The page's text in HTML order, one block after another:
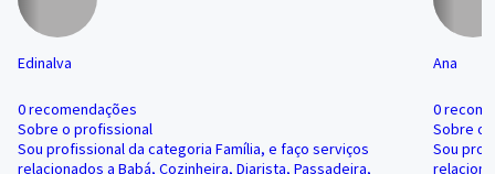
Edinalva
0 recomendações
Sobre o profissional
Sou profissional da categoria Família, e faço serviços
relacionados a Babá, Cozinheira, Diarista, Passadeira,
Ana
0
Sobre o
Sou